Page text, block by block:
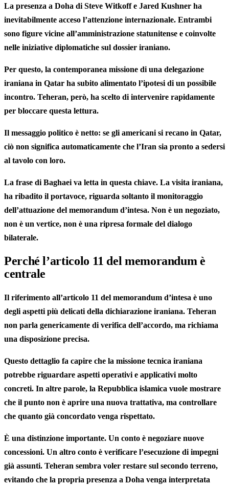
La presenza a Doha di Steve Witkoff e Jared Kushner ha
inevitabilmente acceso l’attenzione internazionale. Entrambi
sono figure vicine all’amministrazione statunitense e coinvolte
nelle iniziative diplomatiche sul dossier iraniano.
Per questo, la contemporanea missione di una delegazione
iraniana in Qatar ha subito alimentato l’ipotesi di un possibile
incontro. Teheran, però, ha scelto di intervenire rapidamente
per bloccare questa lettura.
Il messaggio politico è netto: se gli americani si recano in Qatar,
ciò non significa automaticamente che l’Iran sia pronto a sedersi
al tavolo con loro.
La frase di Baghaei va letta in questa chiave. La visita iraniana,
ha ribadito il portavoce, riguarda soltanto il monitoraggio
dell’attuazione del memorandum d’intesa. Non è un negoziato,
non è un vertice, non è una ripresa formale del dialogo
bilaterale.
Perché l’articolo 11 del memorandum è
centrale
Il riferimento all’articolo 11 del memorandum d’intesa è uno
degli aspetti più delicati della dichiarazione iraniana. Teheran
non parla genericamente di verifica dell’accordo, ma richiama
una disposizione precisa.
Questo dettaglio fa capire che la missione tecnica iraniana
potrebbe riguardare aspetti operativi e applicativi molto
concreti. In altre parole, la Repubblica islamica vuole mostrare
che il punto non è aprire una nuova trattativa, ma controllare
che quanto già concordato venga rispettato.
È una distinzione importante. Un conto è negoziare nuove
concessioni. Un altro conto è verificare l’esecuzione di impegni
già assunti. Teheran sembra voler restare sul secondo terreno,
evitando che la propria presenza a Doha venga interpretata